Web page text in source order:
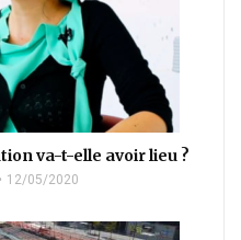
va-t-elle avoir lieu ?
12/05/2020